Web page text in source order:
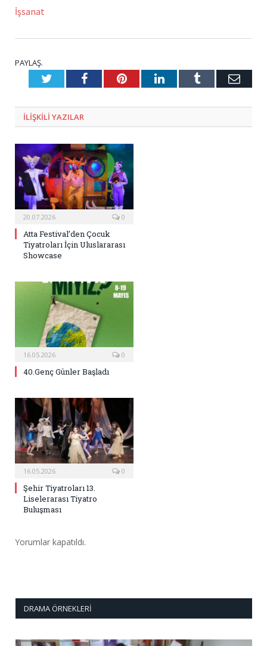
İşsanat
PAYLAŞ.
TwitterFacebookPinterestLinkedInTumblr E-
ILIŞKILI YAZILAR
20.07.2026 0
Atta Festival’den Çocuk
Tiyatroları İçin Uluslararası
Showcase
16.05.2026 0
40.Genç Günler Başladı
16.05.2026 0
Şehir Tiyatroları 13.
Liselerarası Tiyatro
Buluşması
Yorumlar kapatıldı.
DRAMA ÖRNEKLERI